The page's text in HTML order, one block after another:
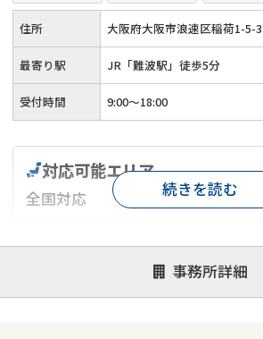
住所 大阪府大阪市浪速区稲荷1-5-3
最寄り駅 JR「難波駅」徒歩5分
受付時間 9:00～18:00
事務所詳細
対応可能エリア
全国対応
対応が親身 オンライン面談可能
1億円以上の買取可
続きを読む